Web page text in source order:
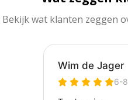
Bekijk wat klanten zeggen